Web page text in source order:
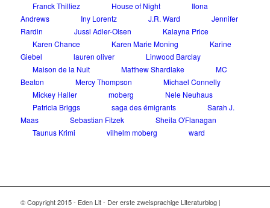
Franck Thilliez
House of Night
Ilona
Andrews
Iny Lorentz J.R. Ward
Jennifer
Rardin
Jussi Adler-Olsen
Kalayna Price
Karen Chance
Karen Marie Moning
Karine
Giebel
lauren oliver
Linwood Barclay
Maison de la Nuit
Matthew Shardlake
MC
Beaton
Mercy Thompson
Michael Connelly
Mickey Haller
moberg
Nele Neuhaus
Patricia Briggs
saga des émigrants
Sarah J.
Maas
Sebastian Fitzek
Sheila O'Flanagan
Taunus Krimi
vilhelm moberg ward
© Copyright 2015 - Eden Lit - Der erste zweisprachige Literaturblog |